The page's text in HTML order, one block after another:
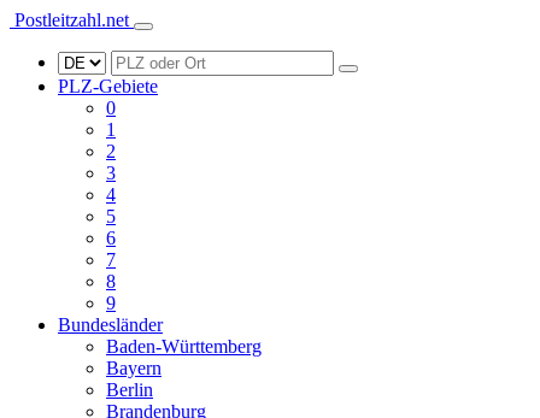
Postleitzahl.net
PLZ-Gebiete
0
1
2
3
4
5
6
7
8
9
Bundesländer
Baden-Württemberg
Bayern
Berlin
Brandenburg